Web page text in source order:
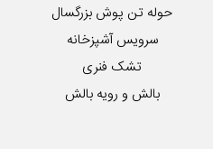
حوله تن پوش بزرگسال
سرویس آشپزخانه
تشک فنری
بالش و رویه بالش